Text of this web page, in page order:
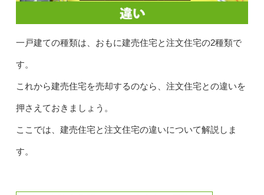
一戸建ての種類は、おもに建売住宅と注文住宅の2種類で
す。
これから建売住宅を売却するのなら、注文住宅との違いを
押さえておきましょう。
ここでは、建売住宅と注文住宅の違いについて解説しま
す。